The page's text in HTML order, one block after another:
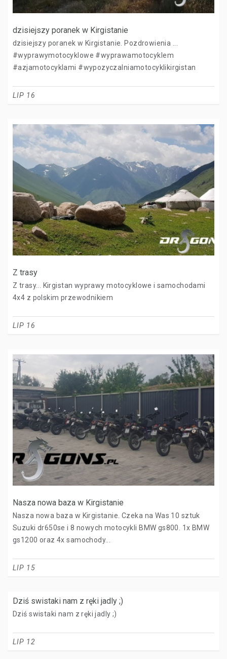
dzisiejszy poranek w Kirgistanie
dzisiejszy poranek w Kirgistanie. Pozdrowienia ...
#wyprawymotocyklowe #wyprawamotocyklem
#azjamotocyklami #wypozyczalniamotocyklikirgistan
LIP 16
Z trasy
Z trasy... Kirgistan wyprawy motocyklowe i samochodami
4x4 z polskim przewodnikiem
LIP 16
Nasza nowa baza w Kirgistanie
Nasza nowa baza w Kirgistanie. Czeka na Was 10 sztuk
Suzuki dr650se i 8 nowych motocykli BMW gs800. 1x BMW
gs1200 oraz 4x samochody...
LIP 15
Dziś swistaki nam z ręki jadly ;)
Dziś swistaki nam z ręki jadly ;)
LIP 12